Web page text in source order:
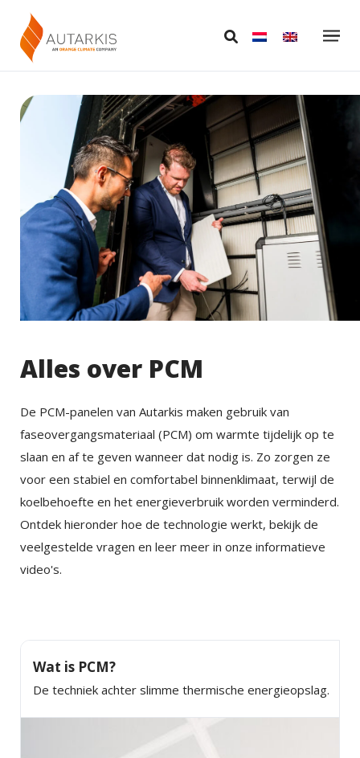
Alles over PCM
De PCM-panelen van Autarkis maken gebruik van
faseovergangsmateriaal (PCM) om warmte tijdelijk op te
slaan en af te geven wanneer dat nodig is. Zo zorgen ze
voor een stabiel en comfortabel binnenklimaat, terwijl de
koelbehoefte en het energieverbruik worden verminderd.
Ontdek hieronder hoe de technologie werkt, bekijk de
veelgestelde vragen en leer meer in onze informatieve
video's.
Wat is PCM?
De techniek achter slimme thermische energieopslag.